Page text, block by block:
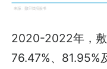
2020-2022年，
76.47%、81.95%